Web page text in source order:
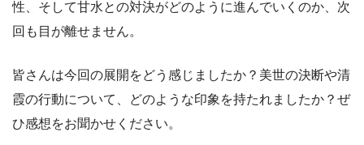
性、そして甘水との対決がどのように進んでいくのか、次
回も目が離せません。
皆さんは今回の展開をどう感じましたか？美世の決断や清
霞の行動について、どのような印象を持たれましたか？ぜ
ひ感想をお聞かせください。